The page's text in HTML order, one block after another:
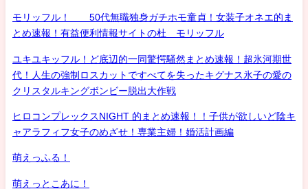
モリッフル！ 50代無職独身ガチホモ童貞！女装子オネエ的ま
とめ速報！有益便利情報サイトの杜 モリッフル
ユキユキッフル！ど底辺的一同驚愕騒然まとめ速報！超氷河期世
代！人生の強制ロスカットですべてを失ったキグナス氷子の愛の
クリスタルキングボンビー脱出大作戦
ヒロコンプレックスNIGHT 的まとめ速報！！子供が欲しいど陰キ
ャアラフィフ女子のめざせ！専業主婦！婚活計画編
萌えっふる！
萌えっとこあに！